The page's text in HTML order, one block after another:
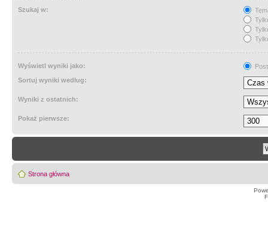
Szukaj w:
Wyświetl wyniki jako:
Sortuj wyniki według:
Wyniki z ostatnich:
Pokaż pierwsze:
Strona główna